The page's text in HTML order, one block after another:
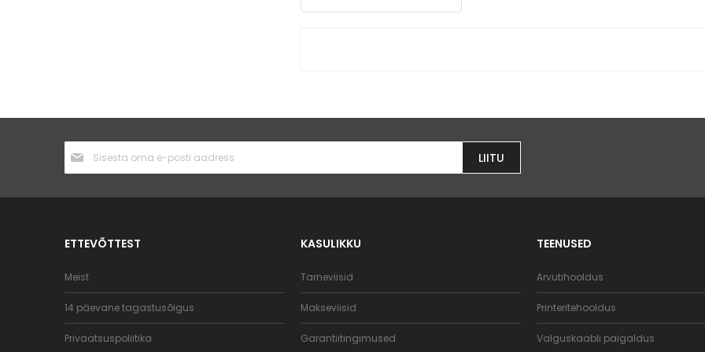
uudiskirjaga:
LIITU
ETTEVÕTTEST
Meist
14 päevane tagastusõigus
Privaatsuspoliitika
KASULIKKU
Tarneviisid
Makseviisid
Garantiitingimused
TEENUSED
Arvutihooldus
Printeritehooldus
Valguskaabli paigaldus